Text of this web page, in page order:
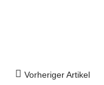
Vorheriger Artikel